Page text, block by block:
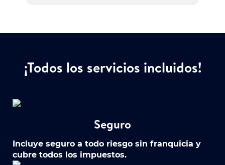
¡Todos los servicios incluidos!
Seguro
Incluye seguro a todo riesgo sin franquicia y
cubre todos los impuestos.